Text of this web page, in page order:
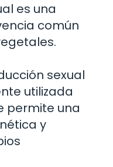
es una
común
sexual
utilizada
permite una
y